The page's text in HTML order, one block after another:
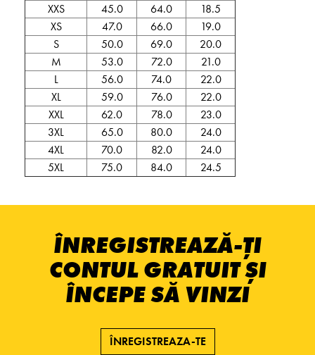
XXS
45.0 64.0
18.5
XS
47.0 66.0
19.0
S
50.0 69.0
20.0
M
53.0 72.0
21.0
L
56.0 74.0
22.0
XL
59.0 76.0
22.0
XXL
62.0 78.0
23.0
3XL
65.0 80.0
24.0
4XL
70.0 82.0
24.0
5XL
75.0 84.0 24.5
ÎNREGISTREAZĂ-ȚI
CONTUL GRATUIT ȘI
ÎNCEPE SĂ VINZI
ÎNREGISTREAZA-TE